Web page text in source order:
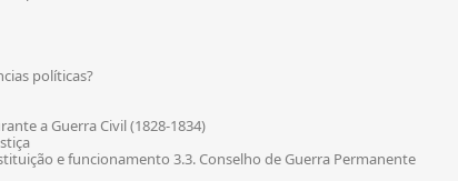
políticas?
a Guerra Civil (1828-1834)
e funcionamento 3.3. Conselho de Guerra Permanente